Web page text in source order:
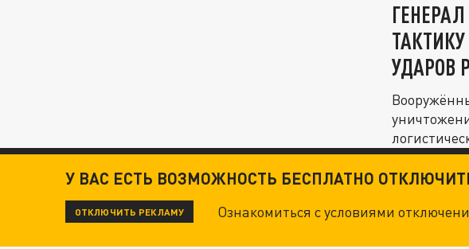
УДАРОВ
У ВАС ЕСТЬ ВОЗМОЖНОСТЬ БЕСПЛАТНО
ОТКЛЮЧИТЬ РЕКЛАМУ Ознакомиться с условиями